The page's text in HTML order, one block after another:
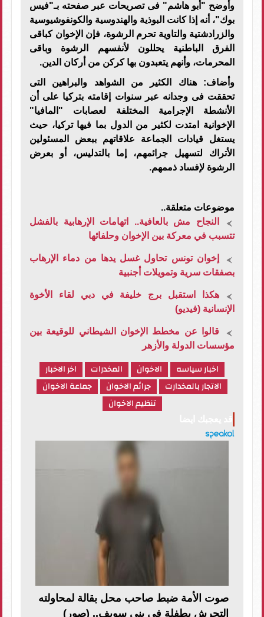
وأوضح "أبو هاشم" فى تصريحات عبر صفحته بـ"فيس
بوك"، أنه إذا كانت البوذية والهندوسية والكونفوشيوسية
والزرادشتية والتاوية تحرم الرشوة، فإن الإخوان كباقى
الفرق الباطنية يحللون لأنفسهم الرشوة وباقى
المحرمات، وأنهم يتعبدون بها كركن من أركان الدين.
وأضاف: هناك الكثير من الشواهد والبراهين التى
تحققت فى وجدانه عبر سنوات إقامته بتركيا على أن
الأنشطة الإجرامية المختلفة لعصابات "المافيا"
الإخوانية امتدت لكثير من الدول بما فيها تركيا، حيث
يستغل قيادات الجماعة علاقاتهم ببعض المسئولين
الأتراك لتسهيل جرائمهم، إما بالتدليس، أو بعرض
الرشوة لإفساد ذممهم.
موضوعات متعلقة..
النجاح مش بالعافية.. اتهامات الإرهابية بالفشل
تتسبب في معركة بين الإخوان وحلفائها
إخوان تونس تحاول غسل يدها من دماء الإرهاب
بصفقات سرية وتمويلات أجنبية
هكذا استقبل برج خليفة في دبي لقاء الأخوة
الإنسانية (فيديو)
قالوا عن مخطط الإخوان الشيطاني للوقيعة بين
مؤسسات الدولة والأزهر
اخبار سياسه الاخوان المخدرات
اخر الاخبار
الاتجار بالمخدارت
جرائم الاخوان
جماعة الاخوان
تنظيم الاخوان
صوت الأمة ضبط صاحب محل بقالة لمحاولته
التحرش بطفلة في بني سويف.. (صور)